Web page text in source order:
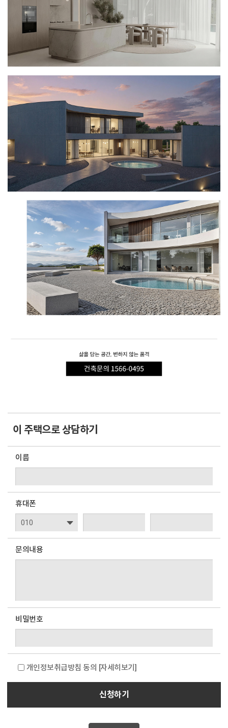
이 주택으로 상담하기
이름
휴대폰
문의내용
비밀번호
개인정보취급방침 동의 [자세히보기]
신청하기